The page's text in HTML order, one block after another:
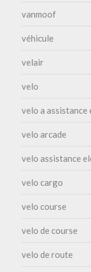
vanmoof
véhicule
velair
velo
velo a assistance
velo arcade
velo assistance
velo cargo
velo course
velo de course
velo de route